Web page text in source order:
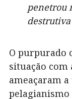
penetrou
O purpurado
situação
ameaçaram